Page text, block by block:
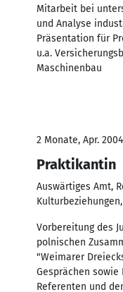
Mitarbeit bei
und Analyse
Präsentation für
u.a.
Maschinenbau
2 Monate, Apr.
Praktikantin
Auswärtiges Amt,
Vorbereitung des
polnischen
"Weimarer
Gesprächen
Referenten und